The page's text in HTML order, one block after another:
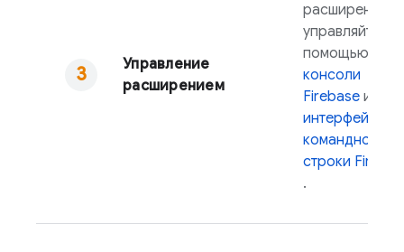
Управление
расширением
расширение и
управляйте
помощью
консоли
Firebase или
интерфейса
командной
строки
.